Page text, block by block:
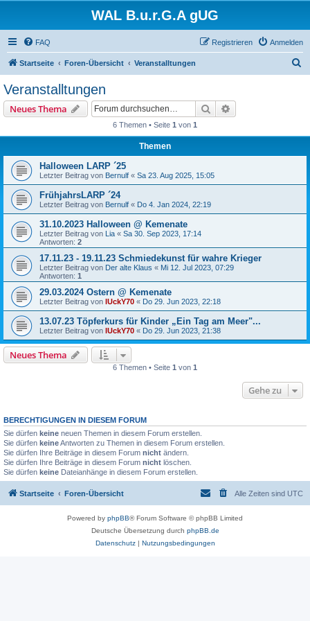
WAL B.u.r.G.A gUG
FAQ Anmelden
Registrieren
Startseite Foren-Übersicht Veranstalltungen
Veranstalltungen
Neues Thema Suche
6 Themen • Seite 1 von 1
Themen
Halloween LARP ´25
Letzter Beitrag von Bernulf « Sa 23. Aug 2025, 15:05
FrühjahrsLARP ´24
Letzter Beitrag von Bernulf « Do 4. Jan 2024, 22:19
31.10.2023 Halloween @ Kemenate
Letzter Beitrag von Lia « Sa 30. Sep 2023, 17:14
Antworten: 2
17.11.23 - 19.11.23 Schmiedekunst für wahre Krieger
Letzter Beitrag von Der alte Klaus « Mi 12. Jul 2023, 07:29
Antworten: 1
29.03.2024 Ostern @ Kemenate
Letzter Beitrag von lUckY70 « Do 29. Jun 2023, 22:18
13.07.23 Töpferkurs für Kinder „Ein Tag am Meer"...
Letzter Beitrag von lUckY70 « Do 29. Jun 2023, 21:38
Neues Thema
6 Themen • Seite 1 von 1
Gehe zu
BERECHTIGUNGEN IN DIESEM FORUM
Sie dürfen keine neuen Themen in diesem Forum erstellen.
Sie dürfen keineAntworten zu Themen in diesem Forum erstellen.
Sie dürfen Ihre Beiträge in diesem Forum nicht ändern.
Sie dürfen Ihre Beiträge in diesem Forum nicht löschen.
Sie dürfen keine Dateianhänge in diesem Forum erstellen.
Startseite Foren-Übersicht Alle Zeiten sind UTC
Powered by phpBB® Forum Software © phpBB Limited
Deutsche Übersetzung durch phpBB.de
Datenschutz| Nutzungsbedingungen